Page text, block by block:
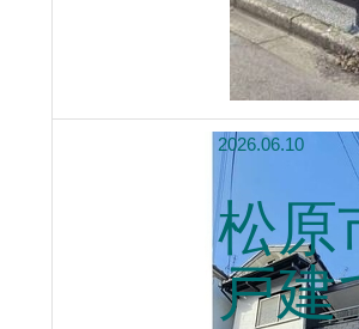
2026.06.10
松原
戸建